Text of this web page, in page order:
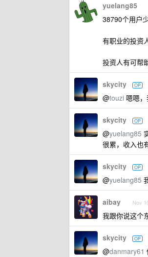
yuelang85
38790个用户
有职业的投资
投资人有可帮
skycity OP
@touzi 嗯嗯
skycity OP
@yuelang85
很累，收入也
skycity OP
@yuelang85
aibay Nov
我跟你说这个
skycity OP
@danmary61